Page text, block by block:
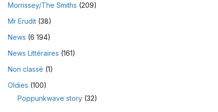
Morrissey/The Smiths (209)
Mr Erudit (38)
News (6 194)
News Littéraires (161)
Non classé (1)
Oldies (100)
Poppunkwave story (32)